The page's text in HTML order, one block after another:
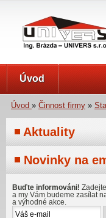
Úvod
Úvod » Činnost firmy »
Aktuality
Novinky na
Buďte informováni!
a my Vám budeme zasílat
a výhodné akce.